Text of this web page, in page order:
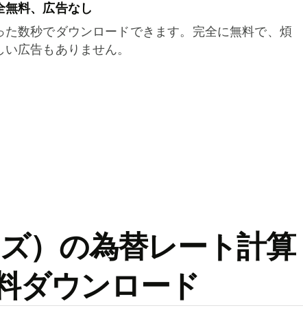
無料、広告なし
た数秒でダウンロードできます。完全に無料で、煩
い広告もありません。
）の為替レート計算
ダウンロード